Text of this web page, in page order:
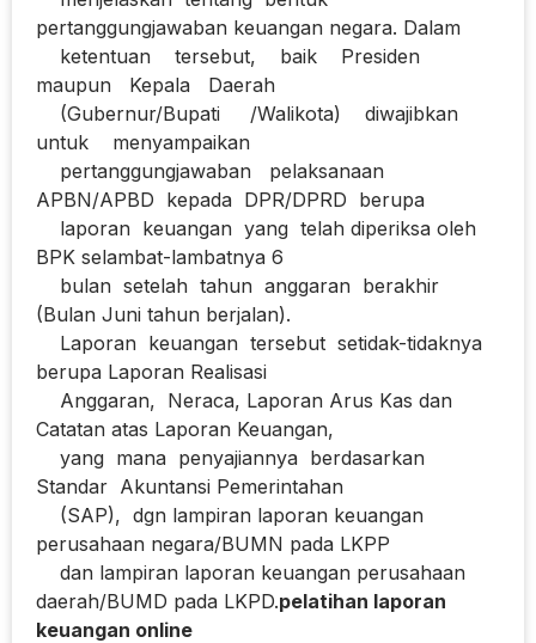
pertanggungjawaban keuangan negara. Dalam
ketentuan tersebut, baik Presiden
maupun Kepala Daerah
(Gubernur/Bupati /Walikota) diwajibkan
untuk menyampaikan
pertanggungjawaban pelaksanaan
APBN/APBD kepada DPR/DPRD berupa
laporan keuangan yang telah diperiksa oleh
BPK selambat-lambatnya 6
bulan setelah tahun anggaran berakhir
(Bulan Juni tahun berjalan).
Laporan keuangan tersebut setidak-tidaknya
berupa Laporan Realisasi
Anggaran, Neraca, Laporan Arus Kas dan
Catatan atas Laporan Keuangan,
yang mana penyajiannya berdasarkan
Standar Akuntansi Pemerintahan
(SAP), dgn lampiran laporan keuangan
perusahaan negara/BUMN pada LKPP
dan lampiran laporan keuangan perusahaan
daerah/BUMD pada LKPD.pelatihan laporan
keuangan online